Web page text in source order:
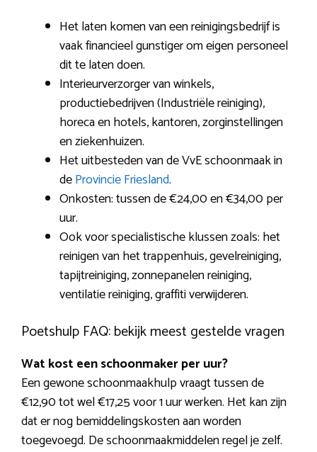
Het laten komen van een reinigingsbedrijf is
vaak financieel gunstiger om eigen personeel
dit te laten doen.
Interieurverzorger van winkels,
productiebedrijven (Industriële reiniging),
horeca en hotels, kantoren, zorginstellingen
en ziekenhuizen.
Het uitbesteden van de VvE schoonmaak in
deProvincie Friesland.
Onkosten: tussen de €24,00 en €34,00 per
uur.
Ook voor specialistische klussen zoals: het
reinigen van het trappenhuis, gevelreiniging,
tapijtreiniging, zonnepanelen reiniging,
ventilatie reiniging, graffiti verwijderen.
Poetshulp FAQ: bekijk meest gestelde vragen
Wat kost een schoonmaker per uur?
Een gewone schoonmaakhulp vraagt tussen de
€12,90 tot wel €17,25 voor 1 uur werken. Het kan zijn
dat er nog bemiddelingskosten aan worden
toegevoegd. De schoonmaakmiddelen regel je zelf.